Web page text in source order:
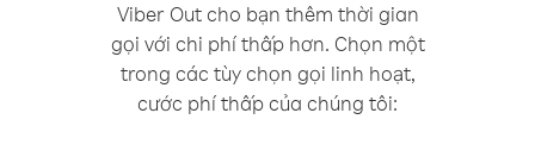
Viber Out cho bạn thêm thời gian
gọi với chi phí thấp hơn. Chọn một
trong các tùy chọn gọi linh hoạt,
cước phí thấp của chúng tôi: